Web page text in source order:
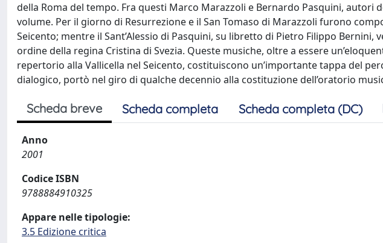
della Roma del tempo. Fra questi Marco Marazzoli e Bernardo Pasquini, autori
volume. Per il giorno di Resurrezione e il San Tomaso di Marazzoli furono
Seicento; mentre il Sant’Alessio di Pasquini, su libretto di Pietro Filippo Bernini,
ordine della regina Cristina di Svezia. Queste musiche, oltre a essere
repertorio alla Vallicella nel Seicento, costituiscono un’importante tappa del
dialogico, portò nel giro di qualche decennio alla costituzione dell’oratorio
Scheda breve Scheda completa Scheda completa (DC)
Anno
2001
Codice ISBN
9788884910325
Appare nelle tipologie:
3.5 Edizione critica